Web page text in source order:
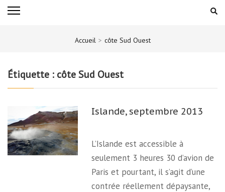
Accueil > côte Sud Ouest
Étiquette : côte Sud Ouest
Islande, septembre 2013
L’Islande est accessible à
seulement 3 heures 30 d’avion de
Paris et pourtant, il s’agit d’une
contrée réellement dépaysante,